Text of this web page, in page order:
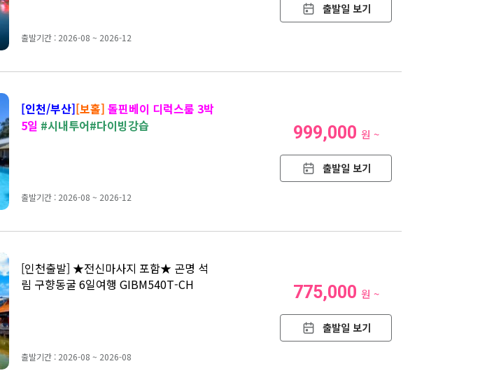
출발기간 : 2026-08 ~ 2026-12
출발일 보기
[인천/부산][보홀] 돌핀베이 디럭스룸 3박
5일 #시내투어#다이빙강습
출발기간 : 2026-08 ~ 2026-12
999,000 원 ~
출발일 보기
[인천출발] ★전신마사지 포함★ 곤명 석
림 구향동굴 6일여행 GIBM540T-CH
출발기간 : 2026-08 ~ 2026-08
775,000 원 ~
출발일 보기